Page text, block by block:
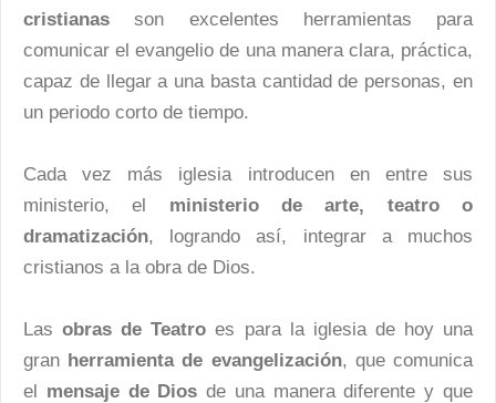
cristianas son excelentes herramientas para
comunicar el evangelio de una manera clara, práctica,
capaz de llegar a una basta cantidad de personas, en
un periodo corto de tiempo.
Cada vez más iglesia introducen en entre sus
ministerio, el ministerio de arte, teatro o
dramatización, logrando así, integrar a muchos
cristianos a la obra de Dios.
Lasobras de Teatro es para la iglesia de hoy una
gran herramienta de evangelización, que comunica
el mensaje de Dios de una manera diferente y que